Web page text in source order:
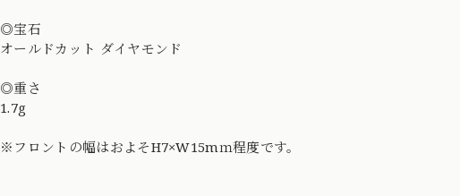
◎宝石
オールドカット ダイヤモンド
◎重さ
1.7g
※フロントの幅はおよそH7×W15mｍ程度です。